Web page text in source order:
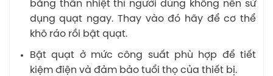
bằng thân nhiệt thì người dùng không nên sử
dụng quạt ngay. Thay vào đó hãy để cơ thể
khô ráo rồi bật quạt.
Bật quạt ở mức công suất phù hợp để tiết
kiệm điện và đảm bảo tuổi thọ của thiết bị.